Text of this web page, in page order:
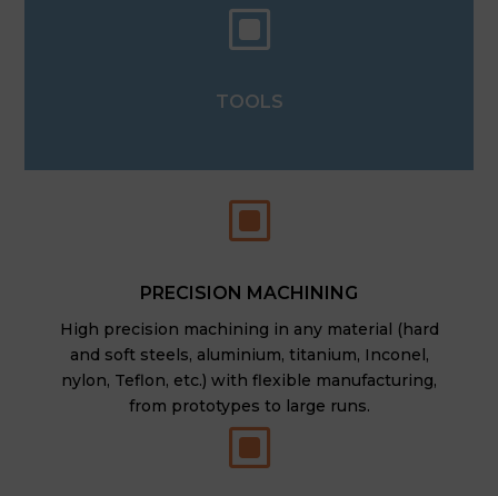
W
TOOLS
W
PRECISION MACHINING
High precision machining in any material (hard
and soft steels, aluminium, titanium, Inconel,
nylon, Teflon, etc.) with flexible manufacturing,
from prototypes to large runs.
W